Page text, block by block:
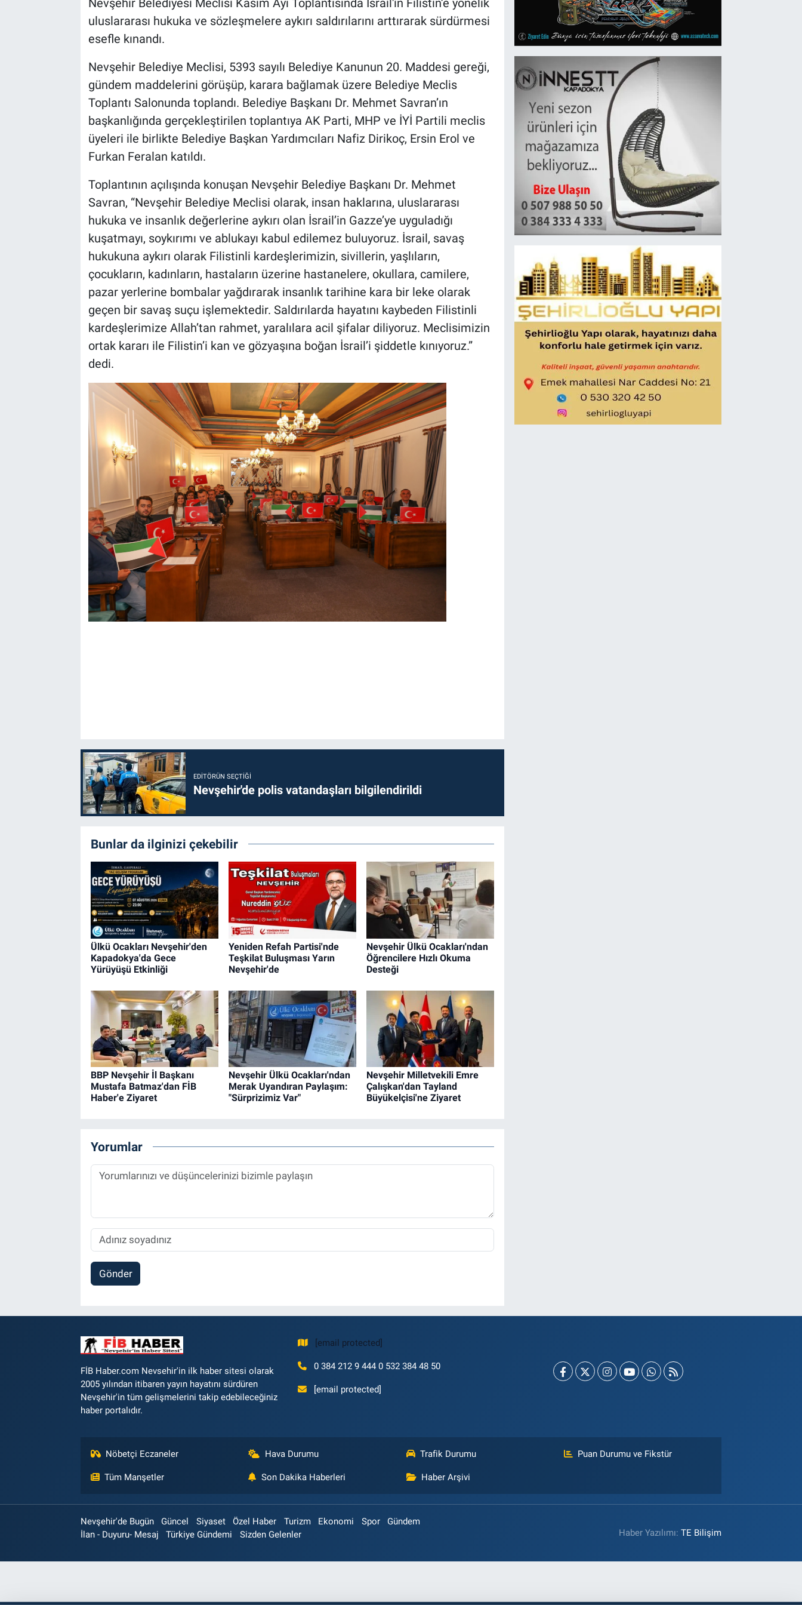
uluslararası hukuka ve sözleşmelere aykırı saldırılarını arttırarak sürdürmesi
esefle kınandı.
Nevşehir Belediye Meclisi, 5393 sayılı Belediye Kanunun 20. Maddesi gereği,
gündem maddelerini görüşüp, karara bağlamak üzere Belediye Meclis
Toplantı Salonunda toplandı. Belediye Başkanı Dr. Mehmet Savran’ın
başkanlığında gerçekleştirilen toplantıya AK Parti, MHP ve İYİ Partili meclis
üyeleri ile birlikte Belediye Başkan Yardımcıları Nafiz Dirikoç, Ersin Erol ve
Furkan Feralan katıldı.
Toplantının açılışında konuşan Nevşehir Belediye Başkanı Dr. Mehmet
Savran, “Nevşehir Belediye Meclisi olarak, insan haklarına, uluslararası
hukuka ve insanlık değerlerine aykırı olan İsrail’in Gazze’ye uyguladığı
kuşatmayı, soykırımı ve ablukayı kabul edilemez buluyoruz. İsrail, savaş
hukukuna aykırı olarak Filistinli kardeşlerimizin, sivillerin, yaşlıların,
çocukların, kadınların, hastaların üzerine hastanelere, okullara, camilere,
pazar yerlerine bombalar yağdırarak insanlık tarihine kara bir leke olarak
geçen bir savaş suçu işlemektedir. Saldırılarda hayatını kaybeden Filistinli
kardeşlerimize Allah’tan rahmet, yaralılara acil şifalar diliyoruz. Meclisimizin
ortak kararı ile Filistin’i kan ve gözyaşına boğan İsrail’i şiddetle kınıyoruz.”
dedi.
EDITÖRÜN SEÇTIĞI
Nevşehir'de polis vatandaşları bilgilendirildi
Bunlar da ilginizi çekebilir
Ülkü Ocakları Nevşehir'den
Kapadokya'da Gece
Yürüyüşü Etkinliği
Yeniden Refah Partisi'nde
Teşkilat Buluşması Yarın
Nevşehir'de
Nevşehir Ülkü Ocakları'ndan
Öğrencilere Hızlı Okuma
Desteği
BBP Nevşehir İl Başkanı
Mustafa Batmaz'dan FİB
Haber'e Ziyaret
Nevşehir Ülkü Ocakları'ndan
Merak Uyandıran Paylaşım:
"Sürprizimiz Var"
Nevşehir Milletvekili Emre
Çalışkan'dan Tayland
Büyükelçisi'ne Ziyaret
Yorumlar
Gönder
FİB Haber.com Nevsehir'in ilk haber sitesi olarak
2005 yılından itibaren yayın hayatını sürdüren
Nevşehir'in tüm gelişmelerini takip edebileceğiniz
haber portalıdır.
[email protected]
0 384 212 9 444 0 532 384 48 50
[email protected]
Nöbetçi Eczaneler Hava Durumu Trafik Durumu Puan Durumu ve Fikstür
Tüm Manşetler Son Dakika Haberleri Haber Arşivi
Nevşehir'de Bugün Güncel Siyaset Özel Haber Turizm Ekonomi Spor
Gündem
İlan - Duyuru- Mesaj
Türkiye Gündemi Sizden Gelenler Haber Yazılımı:TE Bilişim
Kültür - Sanat